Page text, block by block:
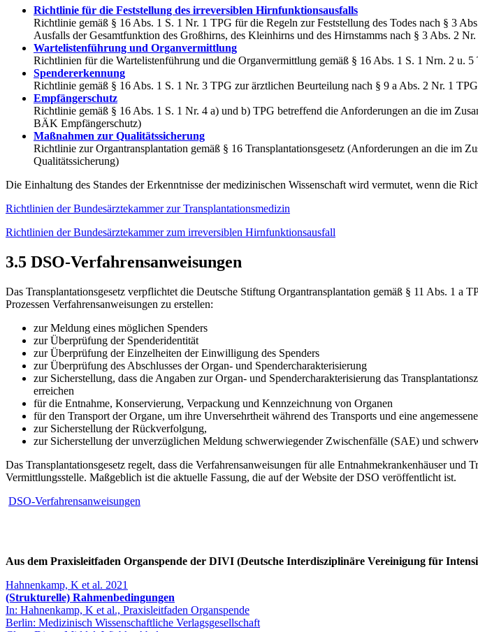
Richtlinie für die Feststellung des irreve​rsiblen Hirnfunktionsausfalls​
Richtlinie gemäß § 16 Abs. 1 S. 1 Nr. 1 TPG für die Regeln zur Feststellung des Todes nach § 3
Ausfalls der Gesamtfunktion des Großhirns, des Kleinhirns und des Hirnstamms nach § 3 Abs. 2
Wartelistenführung und Organvermittlung
Richtlinien für die Wartelistenführung und die Organvermittlung gemäß § 16 Abs. 1 S. 1 Nrn. 2 u. 5
Spendererkennung
Richtlinie gemäß § 16 Abs. 1 S. 1 Nr. 3 TPG zur ärztlichen Beurteilung nach § 9 a Abs. 2 Nr. 1
Empfängerschutz
Richtlinie gemäß § 16 Abs. 1 S. 1 Nr. 4 a) und b) TPG betreffend die Anforderungen an die im
BÄK Empfängerschutz)
Maßnahmen zur Qualitätssicherung​
Richtlinie zur Organtransplantation gemäß § 16 Transplantationsgesetz (Anforderungen an die im
Qualitätssicherung)
Die Einhaltung des Standes der Erkenntnisse der medizinischen Wissenschaft wird vermutet, wenn die
Richtlinien der Bundesärztekammer zur Transplantationsmedizin
Richtlinien der Bundesärztekammer zum irreversiblen Hirnfunktionsausfall
3.5 DSO-Verfahrensanweisungen
Das Transplantationsgesetz verpflichtet die Deutsche Stiftung Organtransplantation gemäß § 11 Abs. 1 a
Prozessen Verfahrensanweisungen zu erstellen:
zur Meldung eines möglichen Spenders
zur Überprüfung der Spenderidentität
zur Überprüfung der Einzelheiten der Einwilligung des Spenders
zur Überprüfung des Abschlusses der Organ- und Spendercharakterisierung
zur Sicherstellung, dass die Angaben zur Organ- und Spendercharakterisierung das
erreichen
für die Entnahme, Konservierung, Verpackung und Kennzeichnung von Organen
für den Transport der Organe, um ihre Unversehrtheit während des Transports und eine
zur Sicherstellung der Rückverfolgung,
zur Sicherstellung der unverzüglichen Meldung schwerwiegender Zwischenfälle (SAE) und
Das Transplantationsgesetz regelt, dass die Verfahrensanweisungen für alle Entnahmekrankenhäuser
Vermittlungsstelle. Maßgeblich ist die aktuelle Fassung, die auf der Website der DSO veröffentlicht ist.
DSO-Verfahrensanweisungen
Aus dem Praxisleitfaden Organspende der DIVI (Deutsche Interdisziplinäre Vereinigung für
Hahnenkamp, K et al. 2021
(Strukturelle) Rahmenbedingungen
In: Hahnenkamp, K et al., Praxisleitfaden Organspende
Berlin: Medizinisch Wissenschaftliche Verlagsgesellschaft